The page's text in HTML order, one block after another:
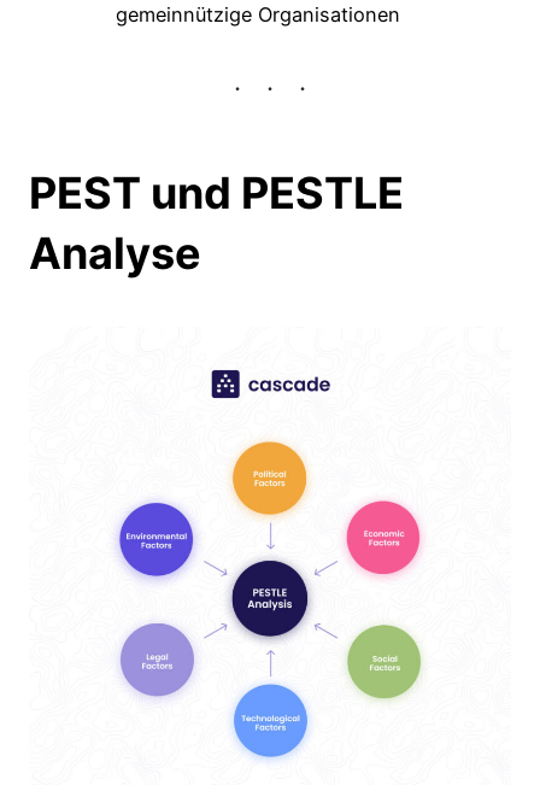
gemeinnützige Organisationen
PEST und PESTLE
Analyse